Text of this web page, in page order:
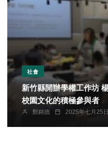
社會
新竹縣開辦學權工作坊 楊文科：兒少是公共政策與
校園文化的積極參與者
鄭銘德 2025年七月25日